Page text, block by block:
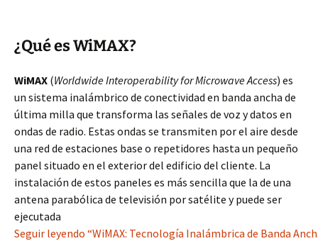
¿Qué es WiMAX?
WiMAX (Worldwide Interoperability for Microwave Access) es
un sistema inalámbrico de conectividad en banda ancha de
última milla que transforma las señales de voz y datos en
ondas de radio. Estas ondas se transmiten por el aire desde
una red de estaciones base o repetidores hasta un pequeño
panel situado en el exterior del edificio del cliente. La
instalación de estos paneles es más sencilla que la de una
antena parabólica de televisión por satélite y puede ser
ejecutada
Seguir leyendo “WiMAX: Tecnología Inalámbrica de Banda